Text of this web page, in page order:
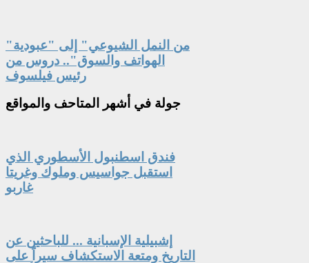
"من النمل الشيوعي" إلى "عبودية
الهواتف والسوق".. دروس من
رئيس فيلسوف
جولة في أشهر المتاحف والمواقع
فندق اسطنبول الأسطوري الذي
استقبل جواسيس وملوك وغريتا
غاربو
إشبيلية الإسبانية ... للباحثين عن
التاريخ ومتعة الاستكشاف سيراً على